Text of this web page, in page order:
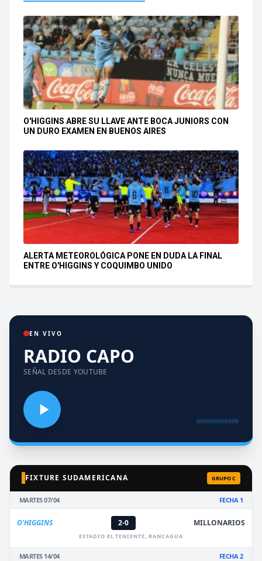
O'HIGGINS ABRE SU LLAVE ANTE BOCA JUNIORS CON
UN DURO EXAMEN EN BUENOS AIRES
ALERTA METEOROLÓGICA PONE EN DUDA LA FINAL
ENTRE O'HIGGINS Y COQUIMBO UNIDO
EN VIVO
RADIO CAPO
SEÑAL DESDE YOUTUBE
FIXTURE SUDAMERICANA GRUPO C
MARTES 07/04 FECHA 1
O'HIGGINS 2-0 MILLONARIOS
ESTADIO EL TENIENTE, RANCAGUA
MARTES 14/04 FECHA 2